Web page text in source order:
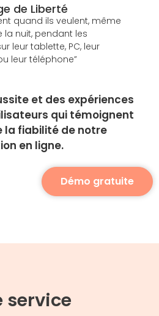
de Liberté
quand ils veulent, même
la nuit, pendant les
leur tablette, PC, leur
leur téléphone”
et des expériences
qui témoignent
la fiabilité de notre
en ligne.
Démo gratuite
service